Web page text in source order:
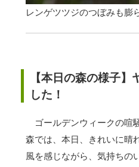
レンゲツツジのつぼみも膨
【本日の森の様子】
した！
ゴールデンウィークの喧
森では、本日、きれいに晴
風を感じながら、気持ちの